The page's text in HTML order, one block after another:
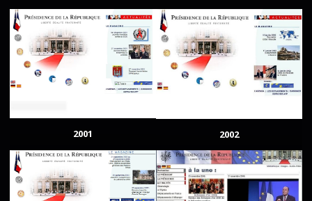
2001 2002